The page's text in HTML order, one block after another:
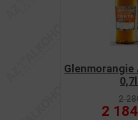
Glenmorangie
2
2